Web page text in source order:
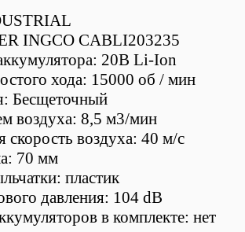
INGCO CABLI203235
20В Li-Ion
хода: 15000 об / мин
Беcщеточный
воздуха: 8,5 м3/мин
скорость воздуха: 40 м/с
70 мм
пластик
давления: 104 dB
в комплекте: нет